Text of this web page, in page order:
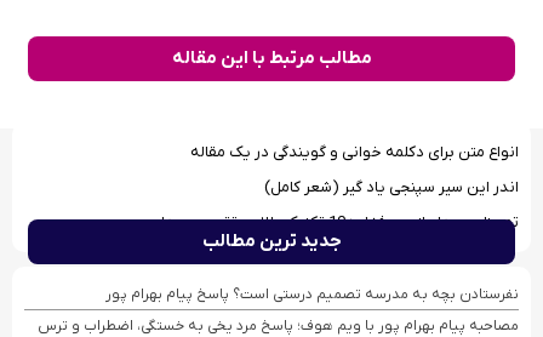
مطالب مرتبط با این مقاله
انواع متن برای دکلمه خوانی و گویندگی در یک مقاله
اندر این سیر سپنجی یاد گیر (شعر کامل)
تمرینات صداسازی حرفه‌ای؛ 10 تکنیک طلایی تقویت صدا
جدید ترین مطالب
نفرستادن بچه به مدرسه تصمیم درستی است؟ پاسخ پیام بهرام پور
مصاحبه پیام بهرام ‌پور با ویم هوف؛ پاسخ مرد یخی به خستگی، اضطراب و ترس